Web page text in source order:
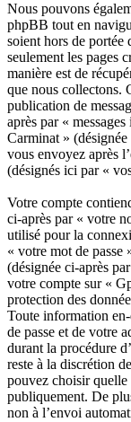
Nous pouvons
phpBB tout en
soient hors de
seulement les pages
manière est de
que nous collectons.
publication de
après par «
Carminat »
vous envoyez après
(désignés ici par «
Votre compte
ci-après par « votre
utilisé pour la
« votre mot de passe
(désignée ci-après
votre compte sur «
protection des
Toute information
de passe et de votre
durant la procédure
reste à la discrétion
pouvez choisir
publiquement. De
non à l’envoi